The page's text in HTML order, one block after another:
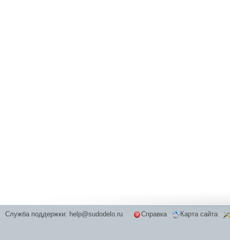
Служба поддержки: help@sudodelo.ru Справка Карта сайта